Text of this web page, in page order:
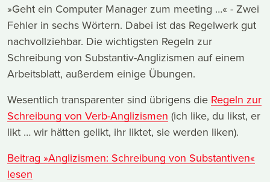
»Geht ein Computer Manager zum meeting …« - Zwei
Fehler in sechs Wörtern. Dabei ist das Regelwerk gut
nachvollziehbar. Die wichtigsten Regeln zur
Schreibung von Substantiv-Anglizismen auf einem
Arbeitsblatt, außerdem einige Übungen.
Wesentlich transparenter sind übrigens die Regeln zur
Schreibung von Verb-Anglizismen (ich like, du likst, er
likt … wir hätten gelikt, ihr liktet, sie werden liken).
Beitrag »Anglizismen: Schreibung von Substantiven«
lesen